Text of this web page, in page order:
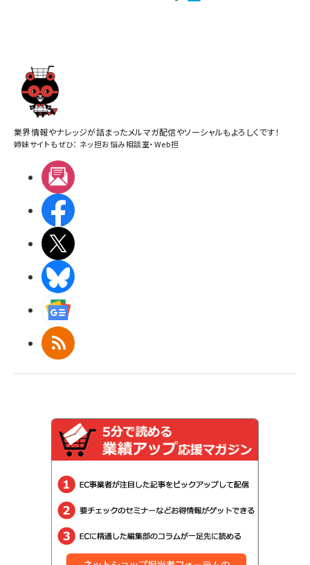
業界情報やナレッジが詰まったメルマガ配信やソーシャルもよろしくです！
姉妹サイトもぜひ： ネッ担お悩み相談室・Web担
RSS